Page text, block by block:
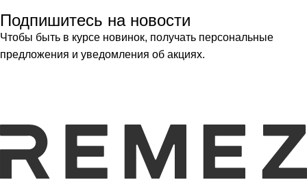
Подпишитесь на новости
Чтобы быть в курсе новинок, получать персональные
предложения и уведомления об акциях.